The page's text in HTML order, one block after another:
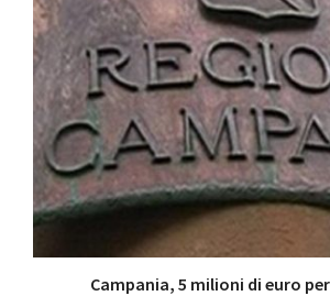
Campania, 5 milioni di euro